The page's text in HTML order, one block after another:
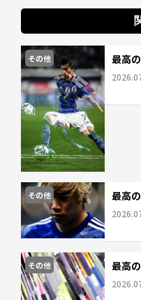
その他 最高
その他 最高
その他 最高